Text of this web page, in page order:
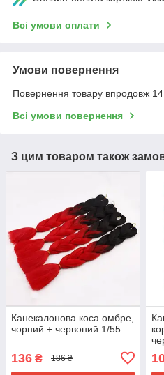
Всі умови оплати
Умови повернення
Повернення товару впродовж 14
Всі умови повернення
З цим товаром також
Канекалонова коса омбре,
чорний + червоний 1/55
136 ₴ 186 ₴